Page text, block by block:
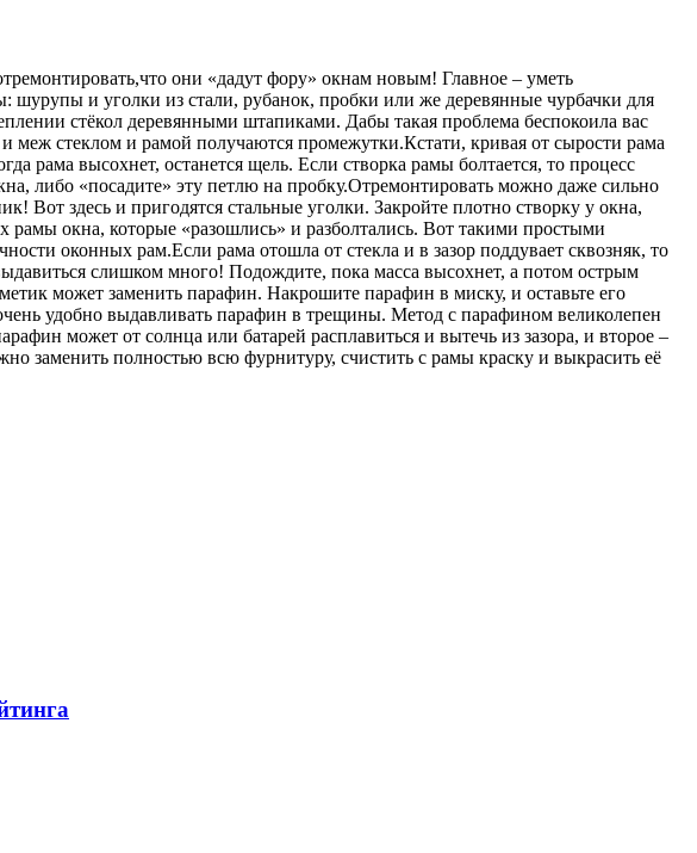
что они «дадут фору» окнам новым! Главное – уметь
шурупы и уголки из стали, рубанок, пробки или же деревянные чурбачки для
стёкол деревянными штапиками. Дабы такая проблема беспокоила вас
меж стеклом и рамой получаются промежутки.Кстати, кривая от сырости рама
рама высохнет, останется щель. Если створка рамы болтается, то процесс
либо «посадите» эту петлю на пробку.Отремонтировать можно даже сильно
Вот здесь и пригодятся стальные уголки. Закройте плотно створку у окна,
окна, которые «разошлись» и разболтались. Вот такими простыми
оконных рам.Если рама отошла от стекла и в зазор поддувает сквозняк, то
слишком много! Подождите, пока масса высохнет, а потом острым
может заменить парафин. Накрошите парафин в миску, и оставьте его
удобно выдавливать парафин в трещины. Метод с парафином великолепен
может от солнца или батарей расплавиться и вытечь из зазора, и второе –
заменить полностью всю фурнитуру, счистить с рамы краску и выкрасить её